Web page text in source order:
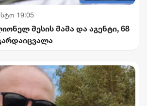
19:05
მესის მამა და აგენტი, 68